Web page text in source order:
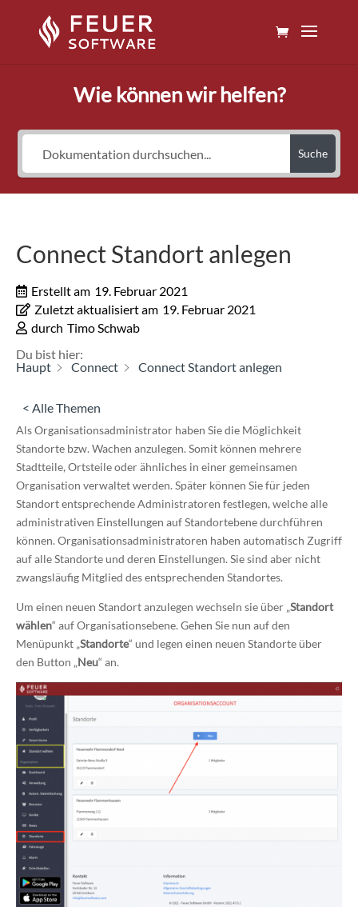
Wie können wir helfen?
Suche
Connect Standort anlegen
Erstellt am 19. Februar 2021
Zuletzt aktualisiert am 19. Februar 2021
durch Timo Schwab
Du bist hier:
Haupt
Connect Connect Standort anlegen
< Alle Themen
Als Organisationsadministrator haben Sie die Möglichkeit
Standorte bzw. Wachen anzulegen. Somit können mehrere
Stadtteile, Ortsteile oder ähnliches in einer gemeinsamen
Organisation verwaltet werden. Später können Sie für jeden
Standort entsprechende Administratoren festlegen, welche alle
administrativen Einstellungen auf Standortebene durchführen
können. Organisationsadministratoren haben automatisch Zugriff
auf alle Standorte und deren Einstellungen. Sie sind aber nicht
zwangsläufig Mitglied des entsprechenden Standortes.
Um einen neuen Standort anzulegen wechseln sie über „Standort
wählen“ auf Organisationsebene. Gehen Sie nun auf den
Menüpunkt „Standorte“ und legen einen neuen Standorte über
den Button „Neu“ an.